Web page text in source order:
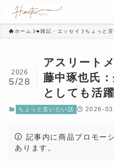
ホーム ■雑記・エッセイ ちょっと
アスリート
藤中琢也氏
としても活
2026
5/28
ちょっと言いたい話 2026-
記事内に商品プロモー
あります。